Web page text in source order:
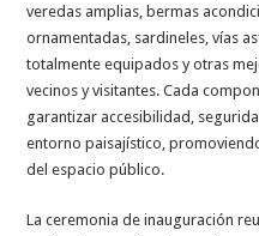
veredas amplias, bermas
ornamentadas, sardineles, vías
totalmente equipados y otras
vecinos y visitantes. Cada
garantizar accesibilidad,
entorno paisajístico,
del espacio público.
La ceremonia de inauguración